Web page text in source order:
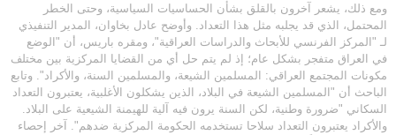
ومع ذلك، يشعر آخرون بالقلق بشأن الحساسيات السياسية، وحتى الخطر
المحتمل، الذي قد يجلبه مثل هذا التعداد. وأوضح عادل بخاوان، المدير التنفيذي
لـ "المركز الفرنسي للأبحاث والدراسات العراقية"، ومقره باريس، أن "الوضع
في العراق متفجر بشكل عام؛ إذ لم يتم حل أي من القضايا المركزية بين مختلف
مكونات المجتمع العراقي: المسلمين الشيعة، والمسلمين السنة، والأكراد". وتابع
الباحث أن "المسلمين الشيعة في البلاد، الذين يشكلون الأغلبية، يعتبرون التعداد
السكاني "ضرورة وطنية، لكن السنة يرون فيه آلية للهيمنة الشيعية على البلاد.
والأكراد يعتبرون التعداد سلاحا تستخدمه الحكومة المركزية ضدهم". آخر إحصاء